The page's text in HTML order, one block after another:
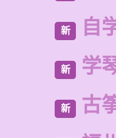
新 自
新 学
新 古